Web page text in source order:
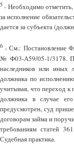
5 - Необходимо
за исполнение
дается за субъекта
6 - См.: Постановление
№ Ф03-А59/05-1/3178.
наследников или иных
должника по
учитывая, что переход к
должника в случае
предусмотрен, суд
договорам займа и
требованиям статей
Судебная практика.